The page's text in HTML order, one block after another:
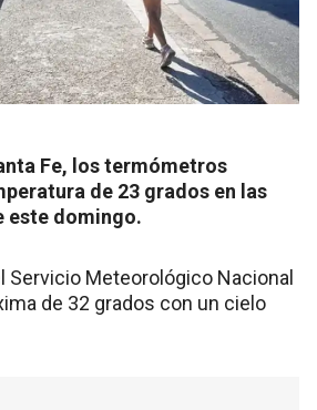
Fe, los termómetros
de 23 grados en las
este domingo.
Servicio Meteorológico Nacional
de 32 grados con un cielo